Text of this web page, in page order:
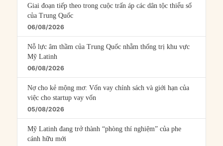
Giai đoạn tiếp theo trong cuộc trấn áp các dân tộc thiểu số
của Trung Quốc
06/08/2026
Nỗ lực âm thầm của Trung Quốc nhằm thống trị khu vực
Mỹ Latinh
06/08/2026
Nợ cho kẻ mộng mơ: Vốn vay chính sách và giới hạn của
việc cho startup vay vốn
05/08/2026
Mỹ Latinh đang trở thành “phòng thí nghiệm” của phe
cánh hữu mới